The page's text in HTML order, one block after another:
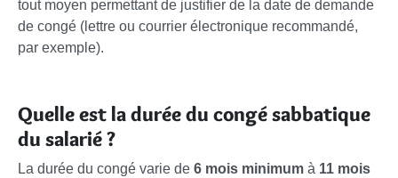
tout moyen permettant de justifier de la date de demande
de congé (lettre ou courrier électronique recommandé,
par exemple).
Quelle est la durée du congé sabbatique
du salarié ?
La durée du congé varie de 6 mois minimum à 11 mois